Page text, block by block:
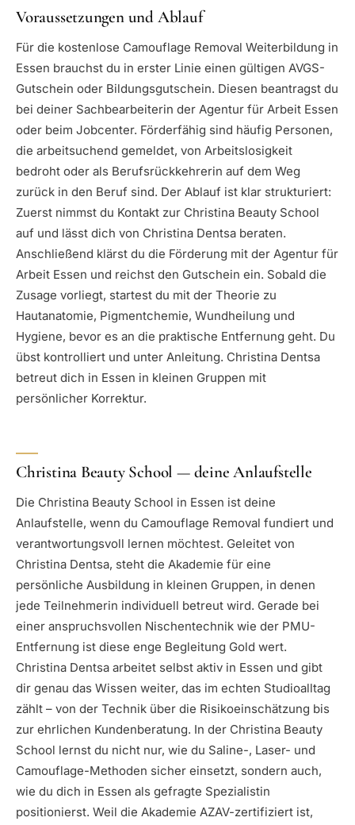
Voraussetzungen und Ablauf
Für die kostenlose Camouflage Removal Weiterbildung in
Essen brauchst du in erster Linie einen gültigen AVGS-
Gutschein oder Bildungsgutschein. Diesen beantragst du
bei deiner Sachbearbeiterin der Agentur für Arbeit Essen
oder beim Jobcenter. Förderfähig sind häufig Personen,
die arbeitsuchend gemeldet, von Arbeitslosigkeit
bedroht oder als Berufsrückkehrerin auf dem Weg
zurück in den Beruf sind. Der Ablauf ist klar strukturiert:
Zuerst nimmst du Kontakt zur Christina Beauty School
auf und lässt dich von Christina Dentsa beraten.
Anschließend klärst du die Förderung mit der Agentur für
Arbeit Essen und reichst den Gutschein ein. Sobald die
Zusage vorliegt, startest du mit der Theorie zu
Hautanatomie, Pigmentchemie, Wundheilung und
Hygiene, bevor es an die praktische Entfernung geht. Du
übst kontrolliert und unter Anleitung. Christina Dentsa
betreut dich in Essen in kleinen Gruppen mit
persönlicher Korrektur.
Christina Beauty School — deine Anlaufstelle
Die Christina Beauty School in Essen ist deine
Anlaufstelle, wenn du Camouflage Removal fundiert und
verantwortungsvoll lernen möchtest. Geleitet von
Christina Dentsa, steht die Akademie für eine
persönliche Ausbildung in kleinen Gruppen, in denen
jede Teilnehmerin individuell betreut wird. Gerade bei
einer anspruchsvollen Nischentechnik wie der PMU-
Entfernung ist diese enge Begleitung Gold wert.
Christina Dentsa arbeitet selbst aktiv in Essen und gibt
dir genau das Wissen weiter, das im echten Studioalltag
zählt – von der Technik über die Risikoeinschätzung bis
zur ehrlichen Kundenberatung. In der Christina Beauty
School lernst du nicht nur, wie du Saline-, Laser- und
Camouflage-Methoden sicher einsetzt, sondern auch,
wie du dich in Essen als gefragte Spezialistin
positionierst. Weil die Akademie AZAV-zertifiziert ist,